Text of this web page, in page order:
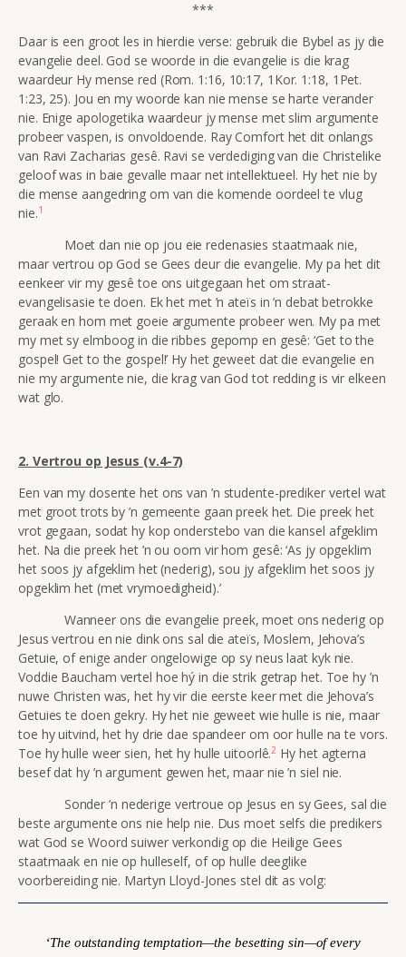
***
Daar is een groot les in hierdie verse: gebruik die Bybel as jy die
evangelie deel. God se woorde in die evangelie is die krag
waardeur Hy mense red (Rom. 1:16, 10:17, 1Kor. 1:18, 1Pet.
1:23, 25). Jou en my woorde kan nie mense se harte verander
nie. Enige apologetika waardeur jy mense met slim argumente
probeer vaspen, is onvoldoende. Ray Comfort het dit onlangs
van Ravi Zacharias gesê. Ravi se verdediging van die Christelike
geloof was in baie gevalle maar net intellektueel. Hy het nie by
die mense aangedring om van die komende oordeel te vlug
nie.1
Moet dan nie op jou eie redenasies staatmaak nie,
maar vertrou op God se Gees deur die evangelie. My pa het dit
eenkeer vir my gesê toe ons uitgegaan het om straat-
evangelisasie te doen. Ek het met ’n ateïs in ’n debat betrokke
geraak en hom met goeie argumente probeer wen. My pa met
my met sy elmboog in die ribbes gepomp en gesê: ‘Get to the
gospel! Get to the gospel!’ Hy het geweet dat die evangelie en
nie my argumente nie, die krag van God tot redding is vir elkeen
wat glo.
2. Vertrou op Jesus (v.4-7)
Een van my dosente het ons van ’n studente-prediker vertel wat
met groot trots by ’n gemeente gaan preek het. Die preek het
vrot gegaan, sodat hy kop onderstebo van die kansel afgeklim
het. Na die preek het ’n ou oom vir hom gesê: ‘As jy opgeklim
het soos jy afgeklim het (nederig), sou jy afgeklim het soos jy
opgeklim het (met vrymoedigheid).’
Wanneer ons die evangelie preek, moet ons nederig op
Jesus vertrou en nie dink ons sal die ateïs, Moslem, Jehova’s
Getuie, of enige ander ongelowige op sy neus laat kyk nie.
Voddie Baucham vertel hoe hý in die strik getrap het. Toe hy ’n
nuwe Christen was, het hy vir die eerste keer met die Jehova’s
Getuies te doen gekry. Hy het nie geweet wie hulle is nie, maar
toe hy uitvind, het hy drie dae spandeer om oor hulle na te vors.
Toe hy hulle weer sien, het hy hulle uitoorlê.2 Hy het agterna
besef dat hy ’n argument gewen het, maar nie ’n siel nie.
Sonder ’n nederige vertroue op Jesus en sy Gees, sal die
beste argumente ons nie help nie. Dus moet selfs die predikers
wat God se Woord suiwer verkondig op die Heilige Gees
staatmaak en nie op hulleself, of op hulle deeglike
voorbereiding nie. Martyn Lloyd-Jones stel dit as volg:
‘The outstanding temptation—the besetting sin—of every